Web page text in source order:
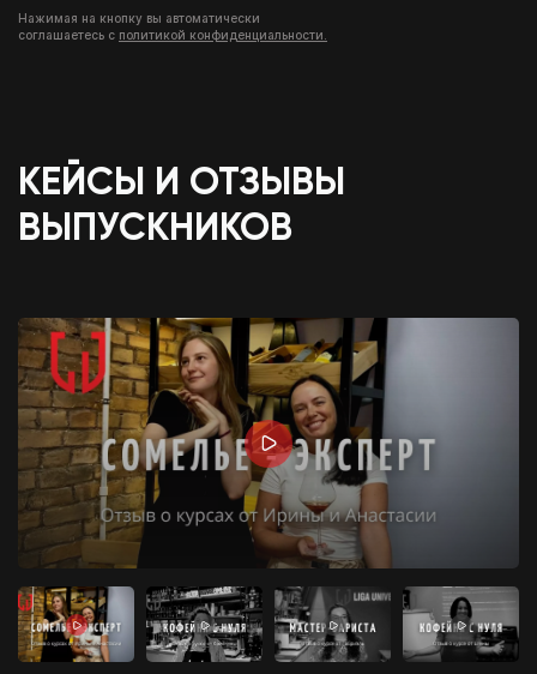
Нажимая на кнопку вы автоматически
соглашаетесь с политикой конфиденциальности.
КЕЙСЫ И ОТЗЫВЫ
ВЫПУСКНИКОВ